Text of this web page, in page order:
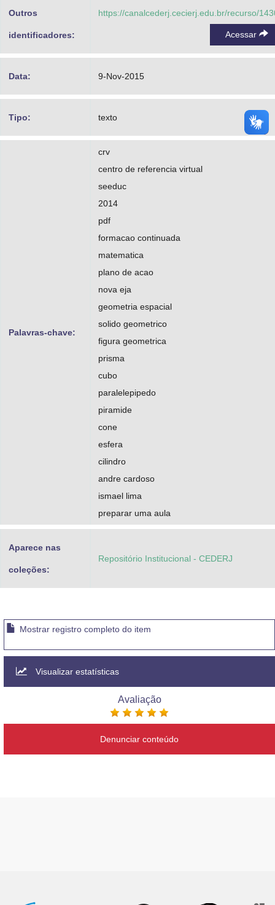
Outros
identificadores:
https://canalcederj.cecierj.edu.br/recurso/
Acessar
Data: 9-Nov-2015
Tipo: texto
Palavras-chave:
crv
centro de referencia virtual
seeduc
2014
pdf
formacao continuada
matematica
plano de acao
nova eja
geometria espacial
solido geometrico
figura geometrica
prisma
cubo
paralelepipedo
piramide
cone
esfera
cilindro
andre cardoso
ismael lima
preparar uma aula
Aparece nas
coleções:
Repositório Institucional - CEDERJ
Mostrar registro completo do item
Visualizar estatísticas
Avaliação
Denunciar conteúdo